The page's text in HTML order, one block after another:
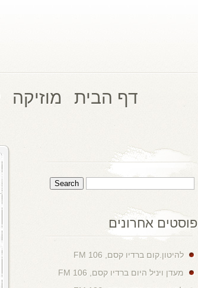
דף הבית מוזיקה
פוסטים אחרונים
להיטון.קום ברדיו קסם, 106 FM
מעדן ויניל היום ברדיו קסם, 106 FM